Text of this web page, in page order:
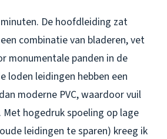
De hoofdleiding zat
combinatie van bladeren, vet
monumentale panden in de
loden leidingen hebben een
moderne PVC, waardoor vuil
hogedruk spoeling op lage
leidingen te sparen) kreeg ik